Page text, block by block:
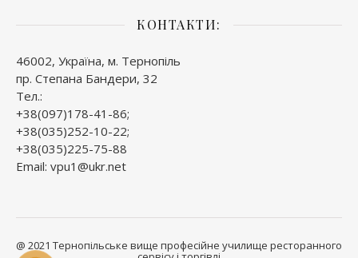
КОНТАКТИ:
46002, Україна, м. Тернопіль
пр. Степана Бандери, 32
Тел.:
+38(097)178-41-86;
+38(035)252-10-22;
+38(035)225-75-88
Email: vpu1@ukr.net
@ 2021 Тернопільське вище професійне училище ресторанного